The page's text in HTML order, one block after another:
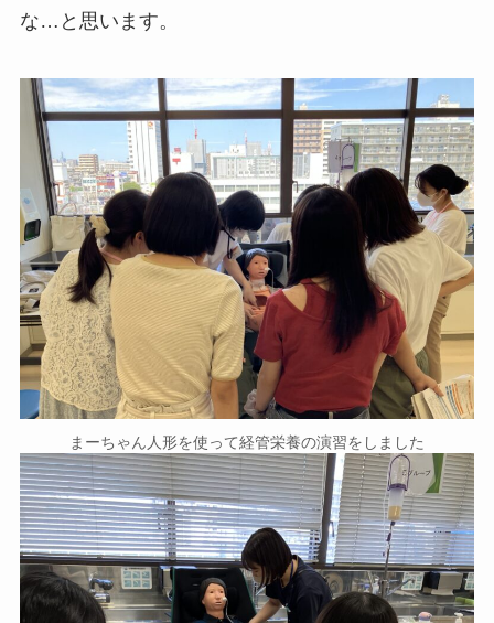
な…と思います。
まーちゃん人形を使って経管栄養の演習をしました